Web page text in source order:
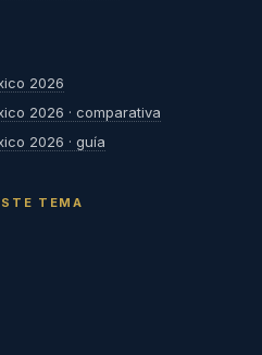
2026
2026 · comparativa
2026 · guía
TEMA